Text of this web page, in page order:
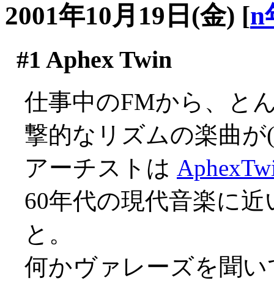
2001年10月19日(金) [n
#1 Aphex Twin
仕事中のFMから、と
撃的なリズムの楽曲が
アーチストは
60年代の現代音楽に
と。
何かヴァレーズを聞